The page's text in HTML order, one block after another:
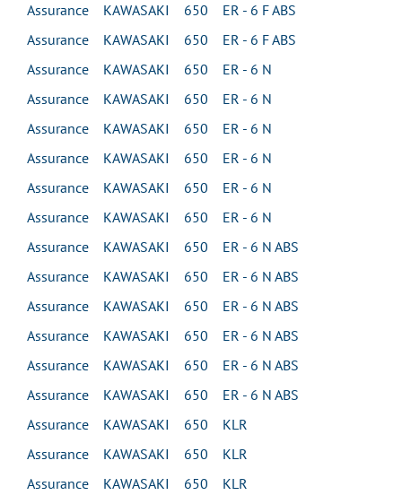
Assurance KAWASAKI 650 ER - 6 F ABS
Assurance KAWASAKI 650 ER - 6 F ABS
Assurance KAWASAKI 650 ER - 6 N
Assurance KAWASAKI 650 ER - 6 N
Assurance KAWASAKI 650 ER - 6 N
Assurance KAWASAKI 650 ER - 6 N
Assurance KAWASAKI 650 ER - 6 N
Assurance KAWASAKI 650 ER - 6 N
Assurance KAWASAKI 650 ER - 6 N ABS
Assurance KAWASAKI 650 ER - 6 N ABS
Assurance KAWASAKI 650 ER - 6 N ABS
Assurance KAWASAKI 650 ER - 6 N ABS
Assurance KAWASAKI 650 ER - 6 N ABS
Assurance KAWASAKI 650 ER - 6 N ABS
Assurance KAWASAKI 650 KLR
Assurance KAWASAKI 650 KLR
Assurance KAWASAKI 650 KLR